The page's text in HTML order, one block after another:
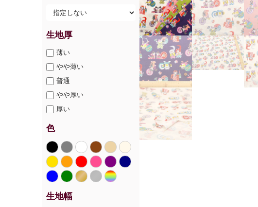
生地厚
薄い
やや薄い
普通
やや厚い
厚い
色
生地幅